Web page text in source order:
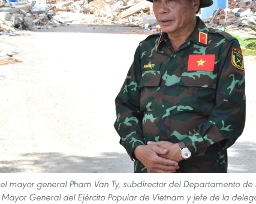
el mayor general Pham Van Ty, subdirector del Departamento de
Mayor General del Ejército Popular de Vietnam y jefe de la